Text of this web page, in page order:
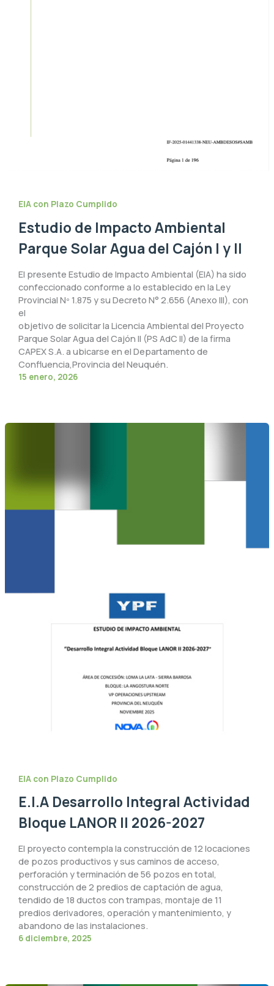
EIA con Plazo Cumplido
Estudio de Impacto Ambiental
Parque Solar Agua del Cajón I y II
El presente Estudio de Impacto Ambiental (EIA) ha sido
confeccionado conforme a lo establecido en la Ley
Provincial Nº 1.875 y su Decreto N° 2.656 (Anexo III), con
el
objetivo de solicitar la Licencia Ambiental del Proyecto
Parque Solar Agua del Cajón II (PS AdC II) de la firma
CAPEX S.A. a ubicarse en el Departamento de
Confluencia,Provincia del Neuquén.
15 enero, 2026
EIA con Plazo Cumplido
E.I.A Desarrollo Integral Actividad
Bloque LANOR II 2026-2027
El proyecto contempla la construcción de 12 locaciones
de pozos productivos y sus caminos de acceso,
perforación y terminación de 56 pozos en total,
construcción de 2 predios de captación de agua,
tendido de 18 ductos con trampas, montaje de 11
predios derivadores, operación y mantenimiento, y
abandono de las instalaciones.
6 diciembre, 2025